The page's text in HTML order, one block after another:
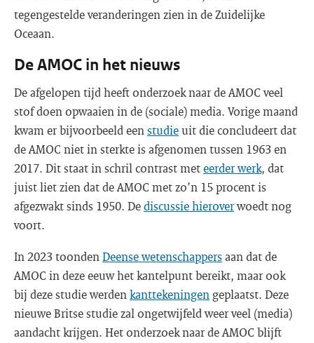
tegengestelde veranderingen zien in de Zuidelijke
Oceaan.
De AMOC in het nieuws
De afgelopen tijd heeft onderzoek naar de AMOC veel
stof doen opwaaien in de (sociale) media. Vorige maand
kwam er bijvoorbeeld een studieuit die concludeert dat
de AMOC niet in sterkte is afgenomen tussen 1963 en
2017. Dit staat in schril contrast meteerder werk, dat
juist liet zien dat de AMOC met zo’n 15 procent is
afgezwakt sinds 1950. Dediscussie hieroverwoedt nog
voort.
In 2023 toonden Deense wetenschappersaan dat de
AMOC in deze eeuw het kantelpunt bereikt, maar ook
bij deze studie werden kanttekeningen geplaatst. Deze
nieuwe Britse studie zal ongetwijfeld weer veel (media)
aandacht krijgen. Het onderzoek naar de AMOC blijft